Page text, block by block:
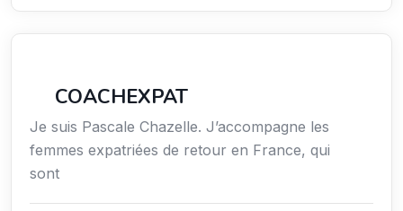
COACHEXPAT
Je suis Pascale Chazelle. J’accompagne les
femmes expatriées de retour en France, qui
sont